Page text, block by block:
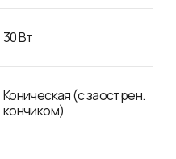
30Вт
Коническая (с заострен.
кончиком)